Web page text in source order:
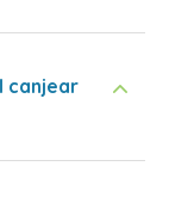
canjear